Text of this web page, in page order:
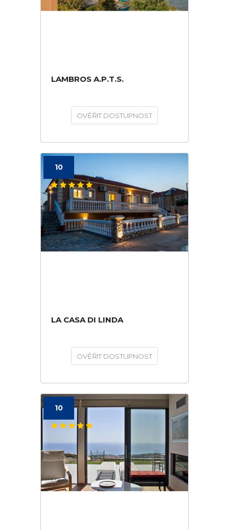
LAMBROS A.P.T.S.
OVĚŘIT DOSTUPNOST
10
LA CASA DI LINDA
OVĚŘIT DOSTUPNOST
10